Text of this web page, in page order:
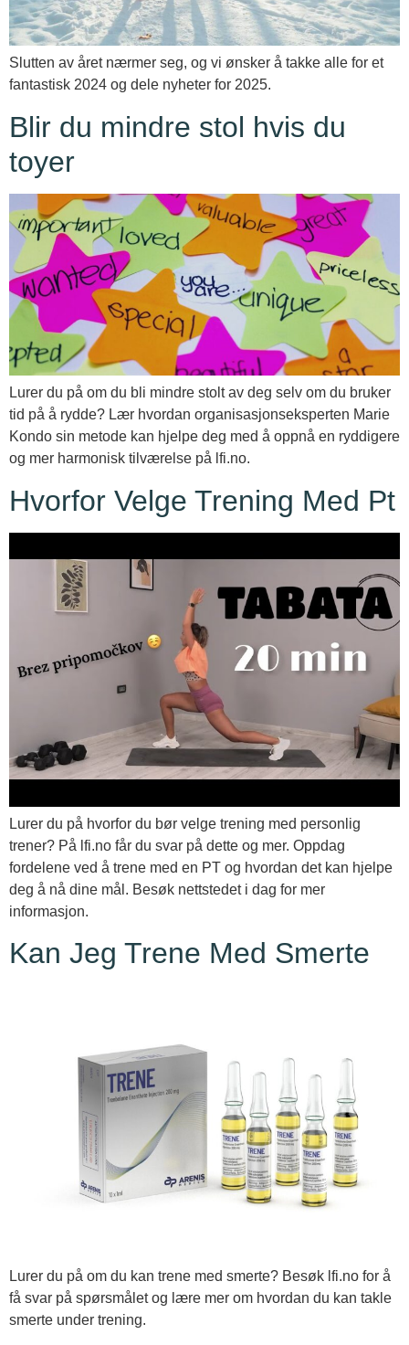
Slutten av året nærmer seg, og vi ønsker å takke alle for et
fantastisk 2024 og dele nyheter for 2025.
Blir du mindre stol hvis du
toyer
Lurer du på om du bli mindre stolt av deg selv om du bruker
tid på å rydde? Lær hvordan organisasjonseksperten Marie
Kondo sin metode kan hjelpe deg med å oppnå en ryddigere
og mer harmonisk tilværelse på lfi.no.
Hvorfor Velge Trening Med Pt
Lurer du på hvorfor du bør velge trening med personlig
trener? På lfi.no får du svar på dette og mer. Oppdag
fordelene ved å trene med en PT og hvordan det kan hjelpe
deg å nå dine mål. Besøk nettstedet i dag for mer
informasjon.
Kan Jeg Trene Med Smerte
Lurer du på om du kan trene med smerte? Besøk lfi.no for å
få svar på spørsmålet og lære mer om hvordan du kan takle
smerte under trening.